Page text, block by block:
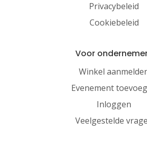
Privacybeleid
Cookiebeleid
Voor
Winkel
Evenement
Inloggen
Veelgestelde